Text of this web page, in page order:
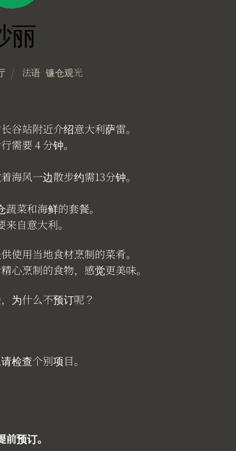
丽
法语, 镰仓观光
谷站附近介绍意大利萨雷。
需要 4 分钟。
海风一边散步约需13分钟。
菜和海鲜的套餐。
自意大利。
使用当地食材烹制的菜肴。
心烹制的食物，感觉更美味。
为什么不预订呢？
检查个别项目。
前预订。